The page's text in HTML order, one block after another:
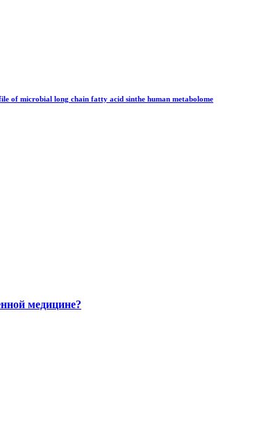
of microbial long chain fatty acid sinthe human metabolome
медицине?